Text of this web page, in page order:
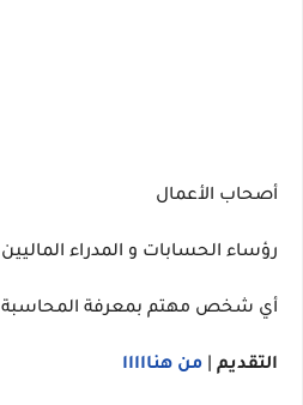
أصحاب الأعمال
رؤساء الحسابات و المدراء الماليين
أي شخص مهتم بمعرفة المحاسبة
التقديم من هنااااا